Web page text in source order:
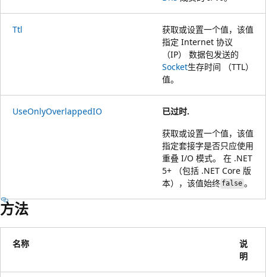
Ttl
获取或设置一个值，该值
指定 Internet 协议
（IP） 数据包发送的
Socket生存时间 （TTL）
值。
UseOnlyOverlappedIO
已过时.
获取或设置一个值，该值
指定套接字是否只应使用
重叠 I/O 模式。 在 .NET
5+ （包括 .NET Core 版
本），该值始终 false。
方法
名称
说
明